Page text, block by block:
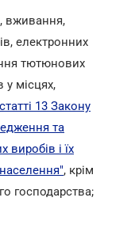
вживання,
електронних
тютюнових
у місцях,
статті 13 Закону
та
і їх
, крім
господарства;